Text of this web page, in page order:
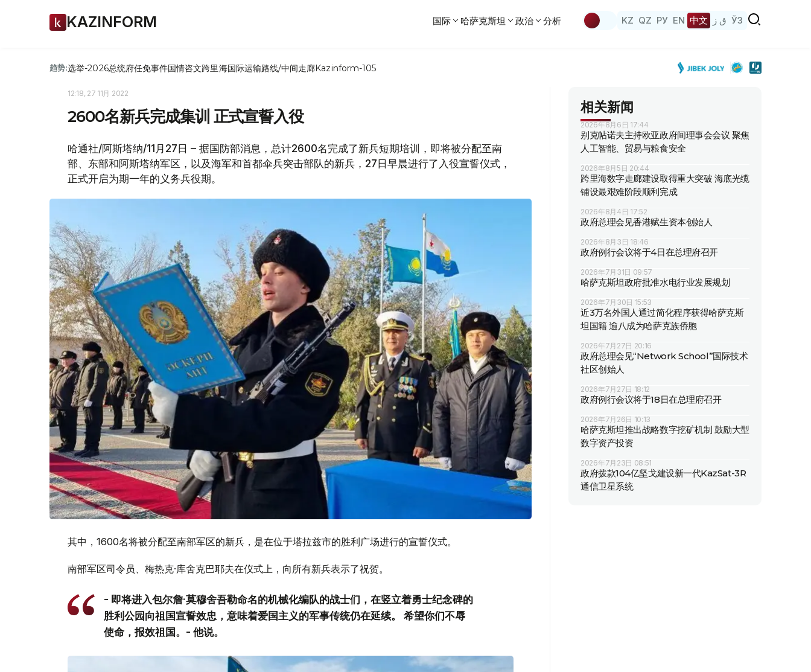
KAZINFORM 国际 哈萨克斯坦 政治 分析 KZ QZ РУ EN 中文 ق ز ЎЗ
趋势:选举-2026总统府任免事件国情咨文跨里海国际运输路线/中间走廊Kazinform-105
12:18, 27 11月 2022
2600名新兵完成集训 正式宣誓入役
哈通社/阿斯塔纳/11月27日 – 据国防部消息，总计2600名完成了新兵短期培训，即将被分配至南
部、东部和阿斯塔纳军区，以及海军和首都伞兵突击部队的新兵，27日早晨进行了入役宣誓仪式，
正式开启为期一年的义务兵役期。
其中，1600名将被分配至南部军区的新兵，是在位于塔拉兹市的胜利广场进行的宣誓仪式。
南部军区司令员、梅热克·库舍克巴耶夫在仪式上，向所有新兵表示了祝贺。
- 即将进入包尔詹·莫穆舍吾勒命名的机械化编队的战士们，在竖立着勇士纪念碑的
胜利公园向祖国宣誓效忠，意味着爱国主义的军事传统仍在延续。 希望你们不辱
使命，报效祖国。- 他说。
相关新闻
2026年8月6日 17:44
别克帖诺夫主持欧亚政府间理事会会议 聚焦
人工智能、贸易与粮食安全
2026年8月5日 20:44
跨里海数字走廊建设取得重大突破 海底光缆
铺设最艰难阶段顺利完成
2026年8月4日 17:52
政府总理会见香港赋生资本创始人
2026年8月3日 18:46
政府例行会议将于4日在总理府召开
2026年7月31日 09:57
哈萨克斯坦政府批准水电行业发展规划
2026年7月30日 15:53
近3万名外国人通过简化程序获得哈萨克斯
坦国籍 逾八成为哈萨克族侨胞
2026年7月27日 20:16
政府总理会见“Network School”国际技术
社区创始人
2026年7月27日 18:12
政府例行会议将于18日在总理府召开
2026年7月26日 10:13
哈萨克斯坦推出战略数字挖矿机制 鼓励大型
数字资产投资
2026年7月23日 08:51
政府拨款104亿坚戈建设新一代KazSat-3R
通信卫星系统